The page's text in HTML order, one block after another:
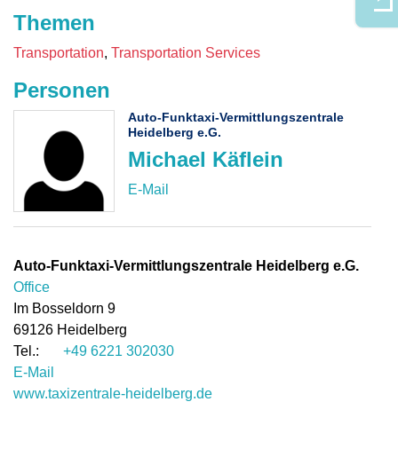
Themen
Transportation Transportation Services
Personen
Michael Käflein
Auto-Funktaxi-Vermittlungszentrale
Heidelberg e.G.
Auto-Funktaxi-Vermittlungszentrale Heidelberg e.G.
Office
Im Bosseldorn 9
69126 Heidelberg
+49 6221 302030
E-Mail
www.taxizentrale-heidelberg.de